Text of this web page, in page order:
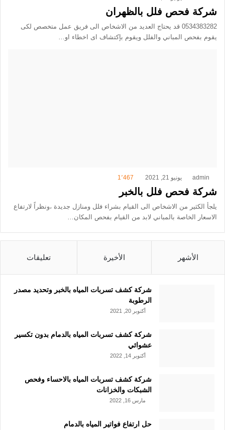
شركة فحص فلل بالظهران
0534383282 قد يحتاج العديد من الاشخاص الى فريق عمل متخصص لكى
يقوم بفحص المباني والفلل ويقوم بإكتشاف اى اخطاء او…
admin يونيو 21, 2021 1٬467
شركة فحص فلل بالخبر
يلجأ الكثير من الاشخاص الى القيام بشراء فلل ومنازل جديدة ،ونظراً لارتفاع
الاسعار الخاصة بالمباني لابد من القيام بفحص المكان…
الأشهر الأخيرة تعليقات
شركة كشف تسربات المياه بالخبر وتحديد مصدر
الرطوبة
أكتوبر 20, 2021
شركة كشف تسربات المياه بالدمام بدون تكسير
عشوائي
أكتوبر 14, 2022
شركة كشف تسربات المياه بالاحساء وفحص
الشبكات والخزانات
مارس 16, 2022
حل ارتفاع فواتير المياه بالدمام